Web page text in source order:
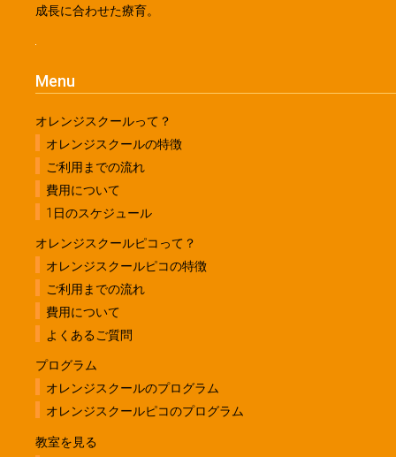
成長に合わせた療育。
Menu
オレンジスクールって？
オレンジスクールの特徴
ご利用までの流れ
費用について
1日のスケジュール
オレンジスクールピコって？
オレンジスクールピコの特徴
ご利用までの流れ
費用について
よくあるご質問
プログラム
オレンジスクールのプログラム
オレンジスクールピコのプログラム
教室を見る